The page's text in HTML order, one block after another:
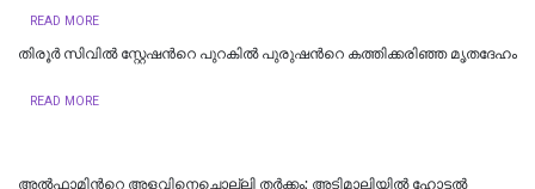
READ MORE
തിരൂർ സിവിൽ സ്റ്റേഷന്‍റെ പുറകിൽ പുരുഷന്‍റെ കത്തിക്കരിഞ്ഞ മൃതദേഹം
READ MORE
അൽഫാമിന്‍റെ അളവിനെച്ചൊല്ലി തർക്കം; അടിമാലിയിൽ ഹോട്ടല്‍